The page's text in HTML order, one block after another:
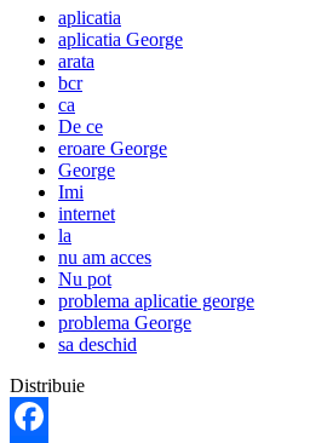
aplicatia
aplicatia George
arata
bcr
ca
De ce
eroare George
George
Imi
internet
la
nu am acces
Nu pot
problema aplicatie george
problema George
sa deschid
Distribuie